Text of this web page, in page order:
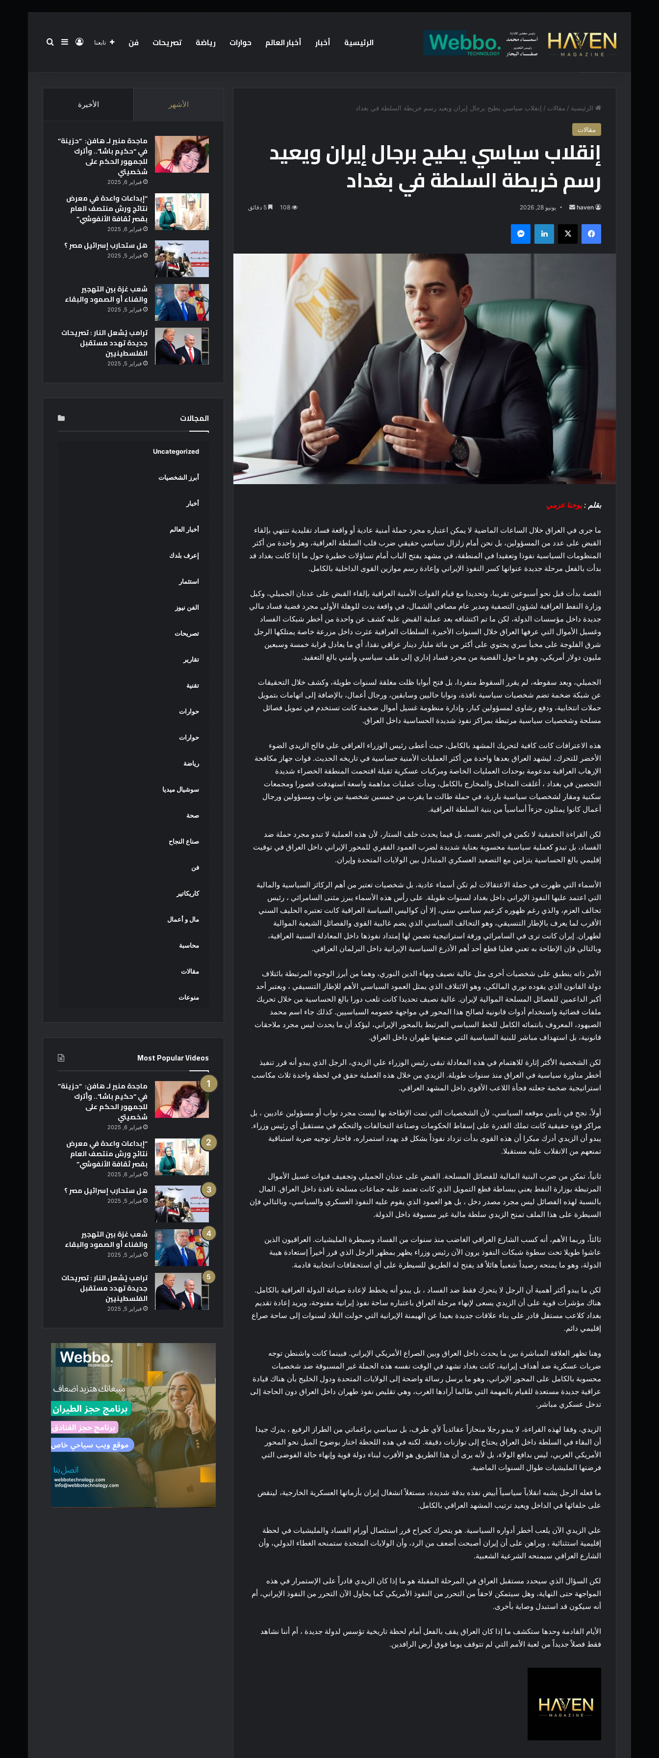
الرئيسية أخبار أخبار العالم حوارات رياضة تصريحات فن تابعنا تسجيل الدخول
إضافة عمود جانبي
الرئيسية / مقالات / إنقلاب سياسي يطيح برجال إيران ويعيد رسم خريطة السلطة في بغداد
مقالات
إنقلاب سياسي يطيح برجال إيران ويعيد
رسم خريطة السلطة في بغداد
haven
س
ل
ب
ا
إ
ك
و
ا
يونيو 28, 2026 108
فيسبوك لينكدإن
بقلم :يوحنا عزمي
ما جرى في العراق خلال الساعات الماضية لا يمكن اعتباره مجرد حملة أمنية عادية أو واقعة فساد تقليدية تنتهي بإلقاء
القبض على عدد من المسؤولين، بل نحن أمام زلزال سياسي حقيقي ضرب قلب السلطة العراقية، وهز واحدة من أكثر
المنظومات السياسية نفوذا وتعقيدا في المنطقة، في مشهد يفتح الباب أمام تساؤلات خطيرة حول ما إذا كانت بغداد قد
بدأت بالفعل مرحلة جديدة عنوانها كسر النفوذ الإيراني وإعادة رسم موازين القوى الداخلية بالكامل.
القصة بدأت قبل نحو أسبوعين تقريبا، وتحديدا مع قيام القوات الأمنية العراقية بإلقاء القبض على عدنان الجميلي، وكيل
وزارة النفط العراقية لشؤون التصفية ومدير عام مصافي الشمال، في واقعة بدت للوهلة الأولى مجرد قضية فساد مالي
جديدة داخل مؤسسات الدولة، لكن ما تم اكتشافه بعد عملية القبض عليه كشف عن واحدة من أخطر شبكات الفساد
وغسيل الأموال التي عرفها العراق خلال السنوات الأخيرة. السلطات العراقية عثرت داخل مزرعة خاصة يمتلكها الرجل
شرق الفلوجة على مخبأ سري يحتوي على أكثر من مائة مليار دينار عراقي نقدا، أي ما يعادل قرابة خمسة وسبعين
مليون دولار أمريكي، وهو ما حول القضية من مجرد فساد إداري إلى ملف سياسي وأمني بالغ التعقيد.
الجميلي، وبعد سقوطه، لم يقرر السقوط منفردا، بل فتح أبوابا ظلت مغلقة لسنوات طويلة، وكشف خلال التحقيقات
عن شبكة ضخمة تضم شخصيات سياسية نافذة، ونوابا حاليين وسابقين، ورجال أعمال، بالإضافة إلى اتهامات بتمويل
حملات انتخابية، ودفع رشاوى لمسؤولين كبار، وإدارة منظومة غسيل أموال ضخمة كانت تستخدم في تمويل فصائل
مسلحة وشخصيات سياسية مرتبطة بمراكز نفوذ شديدة الحساسية داخل العراق.
هذه الاعترافات كانت كافية لتحريك المشهد بالكامل، حيث أعطى رئيس الوزراء العراقي علي فالح الزيدي الضوء
الأخضر للتحرك، ليشهد العراق بعدها واحدة من أكثر العمليات الأمنية حساسية في تاريخه الحديث. قوات جهاز مكافحة
الإرهاب العراقية مدعومة بوحدات العمليات الخاصة ومركبات عسكرية ثقيلة اقتحمت المنطقة الخضراء شديدة
التحصين في بغداد ، أغلقت المداخل والمخارج بالكامل، وبدأت عمليات مداهمة واسعة استهدفت قصورا ومجمعات
سكنية ومقار لشخصيات سياسية بارزة، في حملة طالت ما يقرب من خمسين شخصية بين نواب ومسؤولين ورجال
أعمال كانوا يمثلون جزءاً أساسياً من بنية السلطة العراقية.
لكن القراءة الحقيقية لا تكمن في الخبر نفسه، بل فيما يحدث خلف الستار، لأن هذه العملية لا تبدو مجرد حملة ضد
الفساد، بل تبدو كعملية سياسية محسوبة بعناية شديدة لضرب العمود الفقري للمحور الإيراني داخل العراق في توقيت
إقليمي بالغ الحساسية يتزامن مع التصعيد العسكري المتبادل بين الولايات المتحدة وإيران.
الأسماء التي ظهرت في حملة الاعتقالات لم تكن أسماء عادية، بل شخصيات تعتبر من أهم الركائز السياسية والمالية
التي اعتمد عليها النفوذ الإيراني داخل بغداد لسنوات طويلة. على رأس هذه الأسماء يبرز مثنى السامرائي ، رئيس
تحالف العزم، والذي رغم ظهوره كزعيم سياسي سني، إلا أن كواليس السياسة العراقية كانت تعتبره الحليف السني
الأقرب لما يعرف بالإطار التنسيقي، وهو التحالف السياسي الذي يضم غالبية القوى والفصائل الشيعية الموالية
لطهران. إيران كانت ترى في السامرائي ورقة استراتيجية تضمن لها إمتداد نفوذها داخل المعادلة السنية العراقية،
وبالتالي فإن الإطاحة به تعني فعليا قطع أحد أهم الأذرع السياسية الإيرانية داخل البرلمان العراقي.
الأمر ذاته ينطبق على شخصيات أخرى مثل عالية نصيف وبهاء الدين النوري، وهما من أبرز الوجوه المرتبطة بائتلاف
دولة القانون الذي يقوده نوري المالكي، وهو الائتلاف الذي يمثل العمود السياسي الأهم للإطار التنسيقي ، ويعتبر أحد
أكبر الداعمين للفصائل المسلحة الموالية لإيران. عالية نصيف تحديدا كانت تلعب دورا بالغ الحساسية من خلال تحريك
ملفات قضائية واستخدام أدوات قانونية لصالح هذا المحور في مواجهة خصومه السياسيين. كذلك جاء اسم محمد
الصيهود، المعروف بانتمائه الكامل للخط السياسي المرتبط بالمحور الإيراني، ليؤكد أن ما يحدث ليس مجرد ملاحقات
قانونية، بل استهداف مباشر للبنية السياسية التي صنعتها طهران داخل العراق.
لكن الشخصية الأكثر إثارة للاهتمام في هذه المعادلة تبقى رئيس الوزراء علي الزيدي، الرجل الذي يبدو أنه قرر تنفيذ
أخطر مناورة سياسية في العراق منذ سنوات طويلة. الزيدي من خلال هذه العملية حقق في لحظة واحدة ثلاث مكاسب
استراتيجية ضخمة جعلته فجأة اللاعب الأقوى داخل المشهد العراقي.
أولاً، نجح في تأمين موقعه السياسي، لأن الشخصيات التي تمت الإطاحة بها ليست مجرد نواب أو مسؤولين عاديين ، بل
مراكز قوة حقيقية كانت تملك القدرة على إسقاط الحكومات وصناعة التحالفات والتحكم في مستقبل أي رئيس وزراء.
يبدو أن الزيدي أدرك مبكرا أن هذه القوى بدأت تزداد نفوذاً بشكل قد يهدد استمراره، فاختار توجيه ضربة استباقية
تمنعهم من الانقلاب عليه مستقبلا.
ثانياً، تمكن من ضرب البنية المالية للفصائل المسلحة. القبض على عدنان الجميلي وتجفيف قنوات غسيل الأموال
المرتبطة بوزارة النفط يعني ببساطة قطع التمويل الذي كانت تعتمد عليه جماعات مسلحة نافذة داخل العراق. المال
بالنسبة لهذه الفصائل ليس مجرد مصدر دخل ، بل هو العمود الذي يقوم عليه النفوذ العسكري والسياسي، وبالتالي فإن
السيطرة على هذا الملف تمنح الزيدي سلطة مالية غير مسبوقة داخل الدولة.
ثالثاً، وربما الأهم، أنه كسب الشارع العراقي الغاضب منذ سنوات من الفساد وسيطرة المليشيات. العراقيون الذين
عاشوا طويلا تحت سطوة شبكات النفوذ يرون الآن رئيس وزراء يظهر بمظهر الرجل الذي قرر أخيراً إستعادة هيبة
الدولة، وهو ما يمنحه رصيداً شعبياً هائلاً قد يفتح له الطريق للسيطرة على أي استحقاقات انتخابية قادمة.
لكن ما يبدو أكثر أهمية أن الرجل لا يتحرك فقط ضد الفساد ، بل يبدو أنه يخطط لإعادة صياغة الدولة العراقية بالكامل.
هناك مؤشرات قوية على أن الزيدي يسعى لإنهاء مرحلة العراق باعتباره ساحة نفوذ إيرانية مفتوحة، ويريد إعادة تقديم
بغداد كلاعب مستقل قادر على بناء علاقات جديدة بعيدا عن الهيمنة الإيرانية التي حولت البلاد لسنوات إلى ساحة صراع
إقليمي دائم.
وهنا تظهر العلاقة المباشرة بين ما يحدث داخل العراق وبين الصراع الأمريكي الإيراني. فبينما كانت واشنطن توجه
ضربات عسكرية ضد أهداف إيرانية، كانت بغداد تشهد في الوقت نفسه هذه الحملة غير المسبوقة ضد شخصيات
محسوبة بالكامل على المحور الإيراني، وهو ما يرسل رسالة واضحة إلى الولايات المتحدة ودول الخليج بأن هناك قيادة
عراقية جديدة مستعدة للقيام بالمهمة التي طالما أرادها الغرب، وهي تقليص نفوذ طهران داخل العراق دون الحاجة إلى
تدخل عسكري مباشر.
الزيدي، وفقا لهذه القراءة، لا يبدو رجلا منحازاً عقائدياً لأي طرف، بل سياسي براغماتي من الطراز الرفيع ، يدرك جيدا
أن البقاء في السلطة داخل العراق يحتاج إلى توازنات دقيقة. لكنه في هذه اللحظة اختار بوضوح الميل نحو المحور
الأمريكي العربي، ليس بدافع الولاء، بل لأنه يرى أن هذا الطريق هو الأقرب لبناء دولة قوية وإنهاء حالة الفوضى التي
فرضتها المليشيات طوال السنوات الماضية.
ما فعله الرجل يشبه انقلاباً سياسياً أبيض نفذه بدقة شديدة، مستغلاً انشغال إيران بأزماتها العسكرية الخارجية، لينقض
على حلفائها في الداخل ويعيد ترتيب المشهد العراقي بالكامل.
علي الزيدي الآن يلعب أخطر أدواره السياسية. هو يتحرك كجراح قرر استئصال أورام الفساد والمليشيات في لحظة
إقليمية استثنائية ، ويراهن على أن إيران أصبحت أضعف من الرد، وأن الولايات المتحدة ستمنحه الغطاء الدولي، وأن
الشارع العراقي سيمنحه الشرعية الشعبية.
لكن السؤال الذي سيحدد مستقبل العراق في المرحلة المقبلة هو ما إذا كان الزيدي قادراً على الإستمرار في هذه
المواجهة حتى النهاية، وهل سيتمكن لاحقاً من التحرر من النفوذ الأمريكي كما يحاول الآن التحرر من النفوذ الإيراني، أم
أنه سيكون قد استبدل وصاية بأخرى.
الأيام القادمة وحدها ستكشف ما إذا كان العراق يقف بالفعل أمام لحظة تاريخية تؤسس لدولة جديدة ، أم أننا نشاهد
فقط فصلاً جديداً من لعبة الأمم التي لم تتوقف يوما فوق أرض الرافدين.
الأشهر الأخيرة
ماجدة منير لـ هافن: “حزينة”
في “حكيم باشا”.. وأترك
للجمهور الحكم على
شخصيتي
فبراير 6, 2025
“إبداعات واعدة في معرض
نتائج ورش منتصف العام
بقصر ثقافة الأنفوشي”
فبراير 6, 2025
هل ستحارب إسرائيل مصر ؟
فبراير 5, 2025
شعب غزة بين التهجير
والفناء أو الصمود والبقاء
فبراير 5, 2025
ترامب يُشعل النار : تصريحات
جديدة تهدد مستقبل
الفلسطينيين
فبراير 5, 2025
المجالات
Uncategorized
أبرز الشخصيات
أخبار
أخبار العالم
إعرف بلدك
استثمار
الفن نيوز
تصريحات
تقارير
تقنية
حوارات
حوارات
رياضة
سوشيال ميديا
صحة
صناع النجاح
فن
كاريكاتير
مال و أعمال
محاسبة
مقالات
منوعات
Most Popular Videos
ماجدة منير لـ هافن: “حزينة”
في “حكيم باشا”.. وأترك
للجمهور الحكم على
شخصيتي
فبراير 6, 2025
“إبداعات واعدة في معرض
نتائج ورش منتصف العام
بقصر ثقافة الأنفوشي”
فبراير 6, 2025
هل ستحارب إسرائيل مصر ؟
فبراير 5, 2025
شعب غزة بين التهجير
والفناء أو الصمود والبقاء
فبراير 5, 2025
ترامب يُشعل النار : تصريحات
جديدة تهدد مستقبل
الفلسطينيين
فبراير 5, 2025